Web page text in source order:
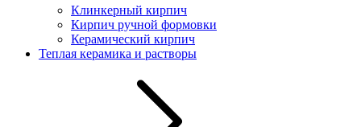
Клинкерный кирпич
Кирпич ручной формовки
Керамический кирпич
Теплая керамика и растворы